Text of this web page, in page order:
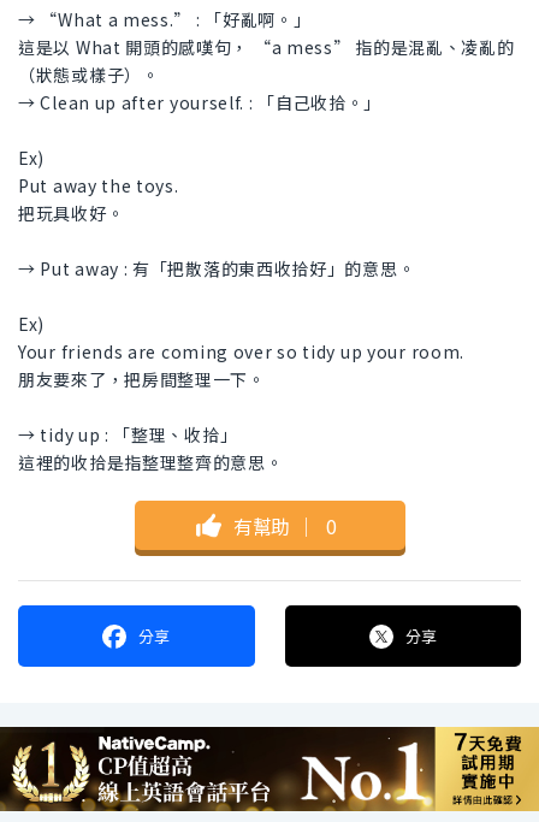
→ “What a mess.” : 「好亂啊。」
這是以 What 開頭的感嘆句， “a mess” 指的是混亂、凌亂的
（狀態或樣子）。
→ Clean up after yourself. : 「自己收拾。」
Ex)
Put away the toys.
把玩具收好。
→ Put away : 有「把散落的東西收拾好」的意思。
Ex)
Your friends are coming over so tidy up your room.
朋友要來了，把房間整理一下。
→ tidy up : 「整理、收拾」
這裡的收拾是指整理整齊的意思。
有幫助 ｜ 0
分享 分享